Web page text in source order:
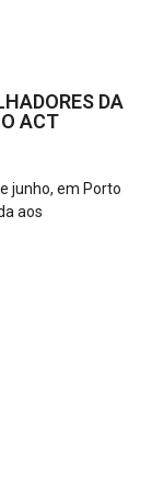
DA
ACT
junho, em Porto
aos